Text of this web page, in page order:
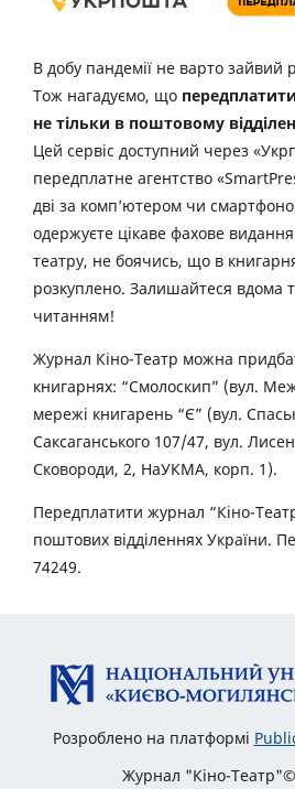
В добу пандемії не варто зайвий
Тож нагадуємо, що
не тільки в поштовому
Цей сервіс доступний через
передплатне агентство
дві за комп’ютером чи
одержуєте цікаве фахове видання
театру, не боячись, що в
розкуплено. Залишайтеся вдома
читанням!
Журнал Кіно-Театр можна
книгарнях: “Смолоскип” (вул.
мережі книгарень “Є” (вул.
Саксаганського 107/47, вул.
Сковороди, 2, НаУКМА, корп. 1).
Передплатити журнал “Кіно-
поштових відділеннях України.
74249.
Розроблено на платформі
Журнал "Кіно-